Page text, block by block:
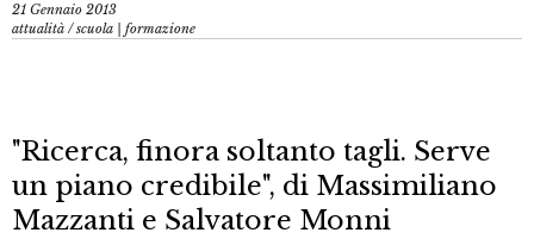
21 Gennaio 2013
attualità /scuola | formazione
"Ricerca, finora soltanto tagli. Serve
un piano credibile", di Massimiliano
Mazzanti e Salvatore Monni